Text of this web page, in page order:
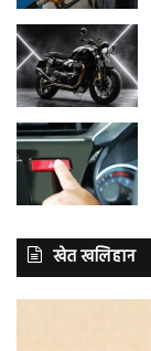
खेत खलिहान